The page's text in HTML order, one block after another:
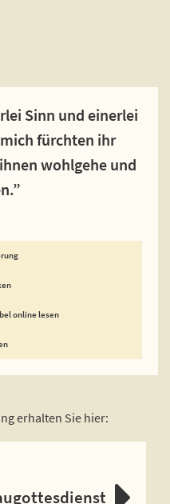
Sinn und einerlei
fürchten ihr
wohlgehe und
online lesen
erhalten Sie hier: